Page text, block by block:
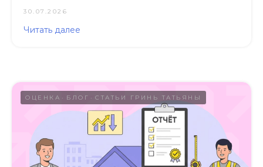
30.07.2026
Читать далее
ОЦЕНКА БЛОГ СТАТЬИ ГРИНЬ ТАТЬЯНЫ